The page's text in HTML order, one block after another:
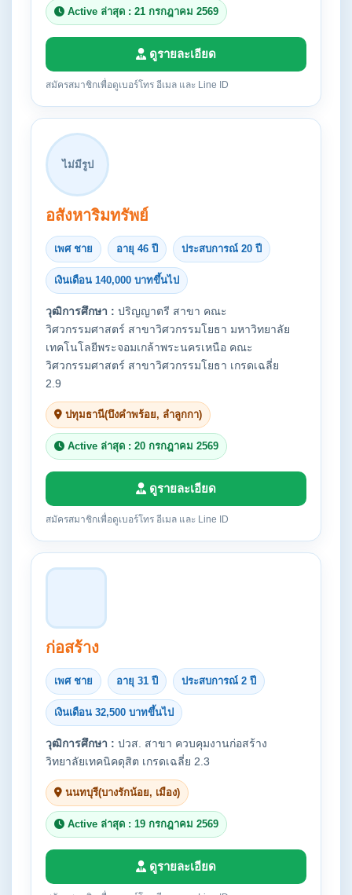
Active ล่าสุด : 21 กรกฎาคม 2569
ดูรายละเอียด
สมัครสมาชิกเพื่อดูเบอร์โทร อีเมล และ Line ID
ไม่มีรูป
อสังหาริมทรัพย์
เพศ ชาย อายุ 46 ปี ประสบการณ์ 20 ปี
เงินเดือน 140,000 บาทขึ้นไป
วุฒิการศึกษา : ปริญญาตรี สาขา คณะ
วิศวกรรมศาสตร์ สาขาวิศวกรรมโยธา มหาวิทยาลัย
เทคโนโลยีพระจอมเกล้าพระนครเหนือ คณะ
วิศวกรรมศาสตร์ สาขาวิศวกรรมโยธา เกรดเฉลี่ย
2.9
ปทุมธานี(บึงคำพร้อย, ลำลูกกา)
Active ล่าสุด : 20 กรกฎาคม 2569
ดูรายละเอียด
สมัครสมาชิกเพื่อดูเบอร์โทร อีเมล และ Line ID
ก่อสร้าง
เพศ ชาย อายุ 31 ปี ประสบการณ์ 2 ปี
เงินเดือน 32,500 บาทขึ้นไป
วุฒิการศึกษา : ปวส. สาขา ควบคุมงานก่อสร้าง
วิทยาลัยเทคนิคดุสิต เกรดเฉลี่ย 2.3
นนทบุรี(บางรักน้อย, เมือง)
Active ล่าสุด : 19 กรกฎาคม 2569
ดูรายละเอียด